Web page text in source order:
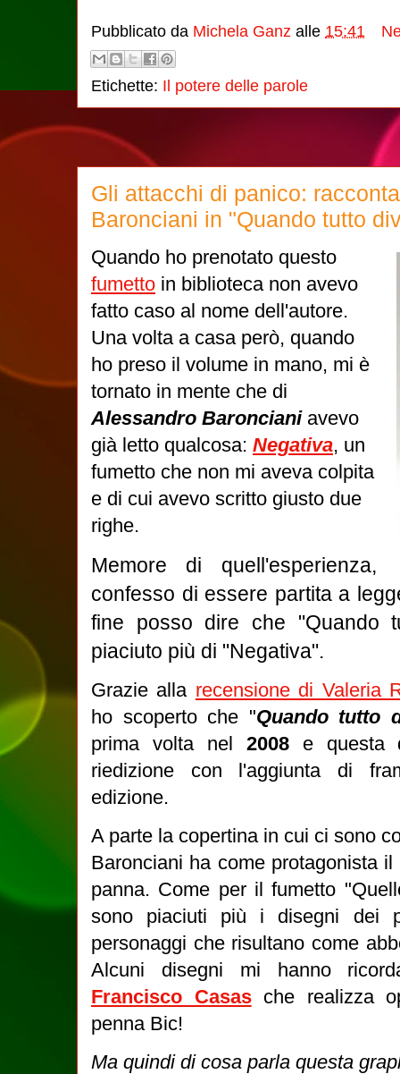
Pubblicato da Michela Ganz alle 15:41
Etichette: Il potere delle parole
Gli attacchi di panico:
Baronciani in "Quando tutto
Quando ho prenotato questo
fumetto in biblioteca non avevo
fatto caso al nome dell'autore.
Una volta a casa però, quando
ho preso il volume in mano, mi è
tornato in mente che di
Alessandro Baroncianiavevo
già letto qualcosa: Negativa, un
fumetto che non mi aveva colpita
e di cui avevo scritto giusto due
righe.
Memore di quell'esperienza,
confesso di essere partita a
fine posso dire che "Quando
piaciuto più di "Negativa".
Grazie alla recensione di Valeria
ho scoperto che "Quando tutto
prima volta nel 2008 e
riedizione con l'aggiunta di
edizione.
A parte la copertina in cui ci sono
Baronciani ha come protagonista il
panna. Come per il fumetto
sono piaciuti più i disegni dei
personaggi che risultano come
Alcuni disegni mi hanno
Francisco Casasche realizza
penna Bic!
Ma quindi di cosa parla questa